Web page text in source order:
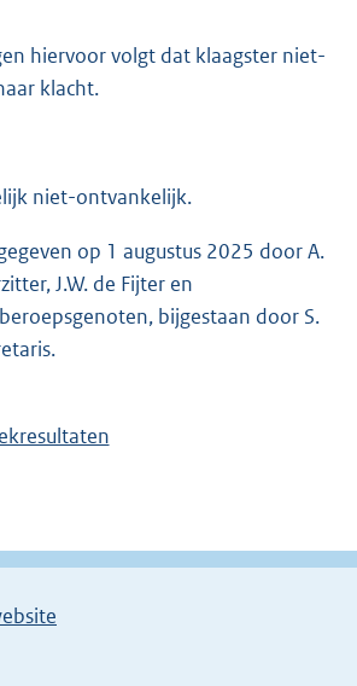
hiervoor volgt dat klaagster niet-
klacht.
niet-ontvankelijk.
op 1 augustus 2025 door A.
J.W. de Fijter en
bijgestaan door S.